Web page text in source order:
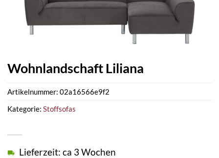
Wohnlandschaft Liliana
Lieferzeit: ca 3 Wochen
Artikelnummer: 02a16566e9f2
Kategorie: Stoffsofas